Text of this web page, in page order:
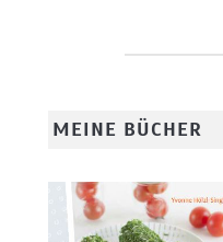
MEINE BÜCHER